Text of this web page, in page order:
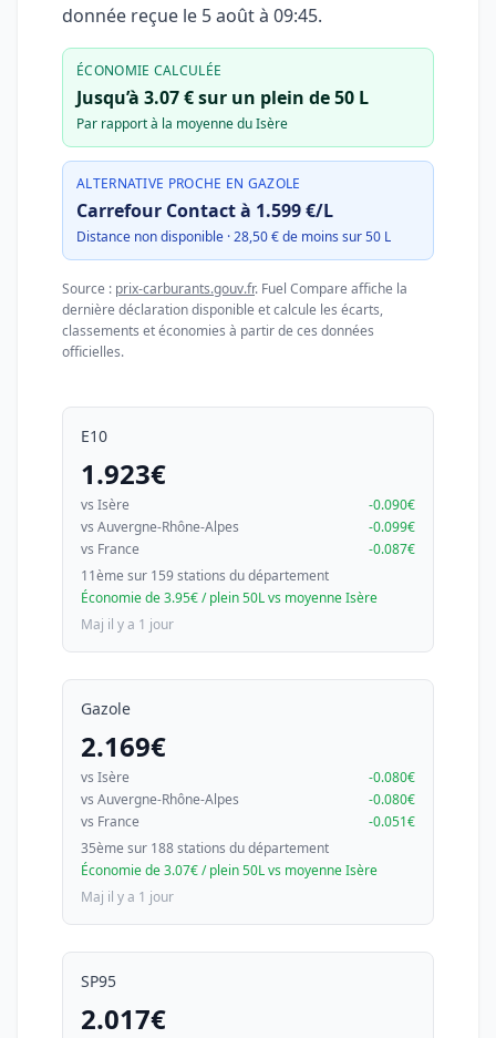
donnée reçue le 5 août à 09:45.
ÉCONOMIE CALCULÉE
Jusqu’à 3.07 € sur un plein de 50 L
Par rapport à la moyenne du Isère
ALTERNATIVE PROCHE EN GAZOLE
Carrefour Contact à 1.599 €/L
Distance non disponible · 28,50 € de moins sur 50 L
Source : prix-carburants.gouv.fr. Fuel Compare affiche la
dernière déclaration disponible et calcule les écarts,
classements et économies à partir de ces données
officielles.
E10
1.923€
vs Isère
-0.090€
vs Auvergne-Rhône-Alpes
-0.099€
vs France
-0.087€
11ème sur 159 stations du département
Économie de 3.95€ / plein 50L vs moyenne Isère
Maj il y a 1 jour
Gazole
2.169€
vs Isère
-0.080€
vs Auvergne-Rhône-Alpes
-0.080€
vs France
-0.051€
35ème sur 188 stations du département
Économie de 3.07€ / plein 50L vs moyenne Isère
Maj il y a 1 jour
SP95
2.017€